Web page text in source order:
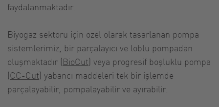
faydalanmaktadır.
Biyogaz sektörü için özel olarak tasarlanan pompa
sistemlerimiz, bir parçalayıcı ve loblu pompadan
oluşmaktadır (BioCut) veya progresif boşluklu pompa
(CC-Cut) yabancı maddeleri tek bir işlemde
parçalayabilir, pompalayabilir ve ayırabilir.